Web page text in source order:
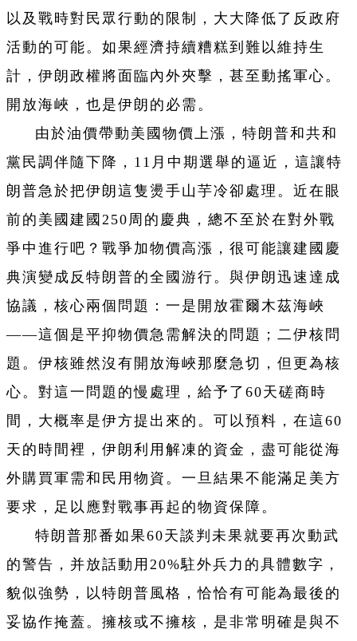
以及戰時對民眾行動的限制，大大降低了反政府
活動的可能。如果經濟持續糟糕到難以維持生
計，伊朗政權將面臨內外夾擊，甚至動搖軍心。
開放海峽，也是伊朗的必需。
由於油價帶動美國物價上漲，特朗普和共和
黨民調伴隨下降，11月中期選舉的逼近，這讓特
朗普急於把伊朗這隻燙手山芋冷卻處理。近在眼
前的美國建國250周的慶典，總不至於在對外戰
爭中進行吧？戰爭加物價高漲，很可能讓建國慶
典演變成反特朗普的全國游行。與伊朗迅速達成
協議，核心兩個問題：一是開放霍爾木茲海峽
——這個是平抑物價急需解決的問題；二伊核問
題。伊核雖然沒有開放海峽那麼急切，但更為核
心。對這一問題的慢處理，給予了60天磋商時
間，大概率是伊方提出來的。可以預料，在這60
天的時間裡，伊朗利用解凍的資金，盡可能從海
外購買軍需和民用物資。一旦結果不能滿足美方
要求，足以應對戰事再起的物資保障。
特朗普那番如果60天談判未果就要再次動武
的警告，并放話動用20%駐外兵力的具體數字，
貌似強勢，以特朗普風格，恰恰有可能為最後的
妥協作掩蓋。擁核或不擁核，是非常明確是與不